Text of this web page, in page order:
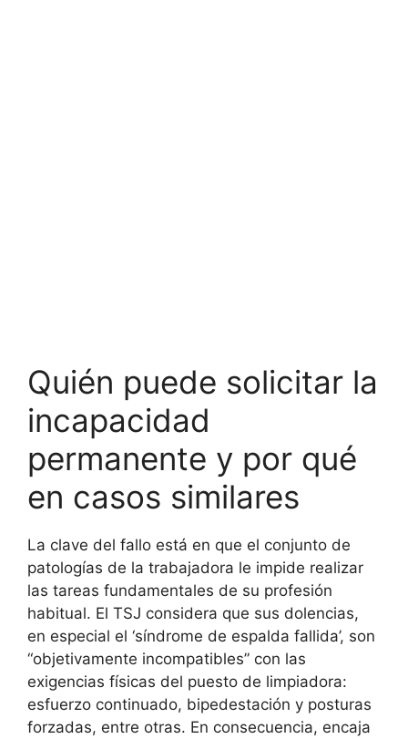
Quién puede solicitar la
incapacidad
permanente y por qué
en casos similares
La clave del fallo está en que el conjunto de
patologías de la trabajadora le impide realizar
las tareas fundamentales de su profesión
habitual. El TSJ considera que sus dolencias,
en especial el ‘síndrome de espalda fallida’, son
“objetivamente incompatibles” con las
exigencias físicas del puesto de limpiadora:
esfuerzo continuado, bipedestación y posturas
forzadas, entre otras. En consecuencia, encaja